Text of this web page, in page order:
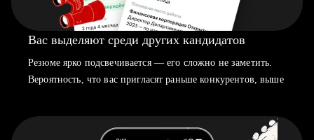
Вас выделяют среди других кандидатов
Резюме ярко подсвечивается — его сложно не заметить.
Вероятность, что вас пригласят раньше конкурентов, выше